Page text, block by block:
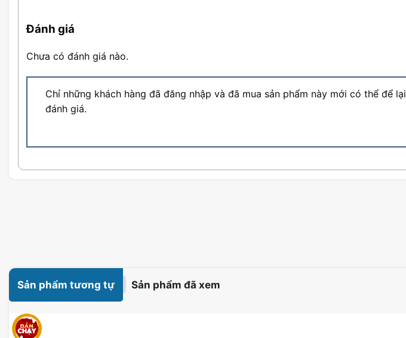
Đánh giá
Chưa có đánh giá nào.
Chỉ những khách hàng đã đăng nhập và đã mua sản phẩm này mới có thể để lại
đánh giá.
Sản phẩm tương tự Sản phẩm đã xem